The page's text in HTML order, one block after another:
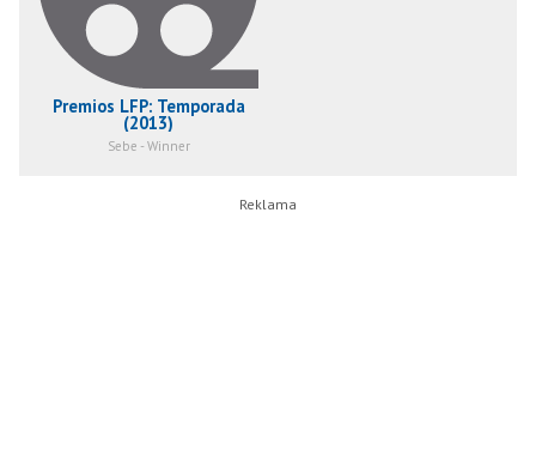
Premios LFP: Temporada
(2013)
Sebe - Winner